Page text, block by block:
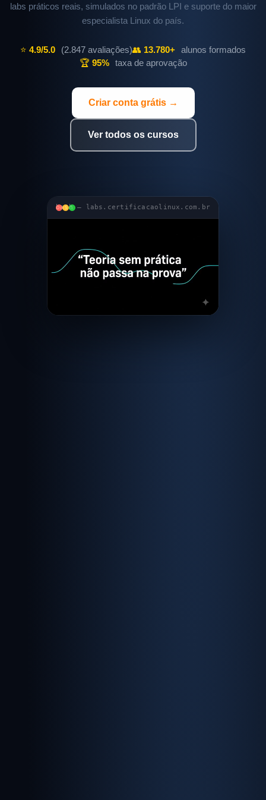
labs práticos reais, simulados no padrão LPI e suporte do maior
especialista Linux do país.
⭐ 4.9/5.0 (2.847 avaliações)👥 13.780+ alunos formados
🏆 95% taxa de aprovação
Criar conta grátis →
Ver todos os cursos
bash — labs.certificacaolinux.com.br